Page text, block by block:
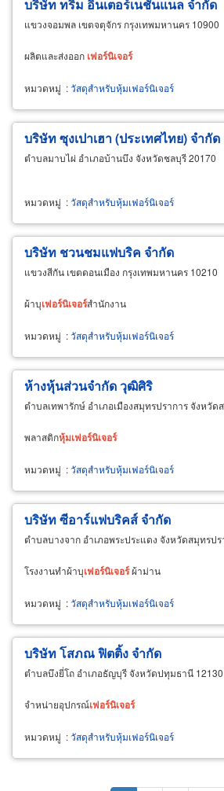
บริษัท ทริม อินเตอร์เนชั่นแนล จำกัด
แขวงจอมพล เขตจตุจักร กรุงเทพมหานคร 10900
ผลิตและส่งออก เฟอร์นิเจอร์
หมวดหมู่ :วัสดุสำหรับหุ้มเฟอร์นิเจอร์
บริษัท ซุงเปาเฮา (ประเทศไทย) จำกัด
ตำบลมาบไผ่ อำเภอบ้านบึง จังหวัดชลบุรี 20170
หมวดหมู่ :วัสดุสำหรับหุ้มเฟอร์นิเจอร์
บริษัท ชวนชมแฟบริค จำกัด
แขวงสีกัน เขตดอนเมือง กรุงเทพมหานคร 10210
ผ้าบุเฟอร์นิเจอร์สำนักงาน
หมวดหมู่ :วัสดุสำหรับหุ้มเฟอร์นิเจอร์
ห้างหุ้นส่วนจำกัด วุฒิศิริ
ตำบลเทพารักษ์ อำเภอเมืองสมุทรปราการ จังหวัด
พลาสติกหุ้มเฟอร์นิเจอร์
หมวดหมู่ :วัสดุสำหรับหุ้มเฟอร์นิเจอร์
บริษัท ซีอาร์แฟบริคส์ จำกัด
ตำบลบางจาก อำเภอพระประแดง จังหวัดสมุทรปร
โรงงานทำผ้าบุเฟอร์นิเจอร์ผ้าม่าน
หมวดหมู่ :วัสดุสำหรับหุ้มเฟอร์นิเจอร์
บริษัท โสภณ ฟิตติ้ง จำกัด
ตำบลบึงยี่โถ อำเภอธัญบุรี จังหวัดปทุมธานี 12130
จำหน่ายอุปกรณ์เฟอร์นิเจอร์
หมวดหมู่ :วัสดุสำหรับหุ้มเฟอร์นิเจอร์